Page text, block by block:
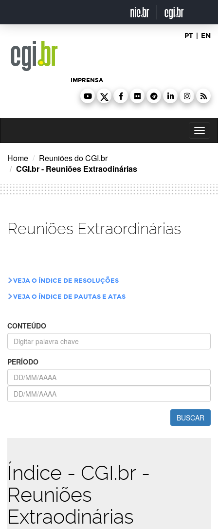
o
PT | EN
IMPRENSA
Home
Reuniões do CGI.br
CGI.br - Reuniões Extraodinárias
Reuniões Extraordinárias
VEJA O ÍNDICE DE RESOLUÇÕES
VEJA O ÍNDICE DE PAUTAS E ATAS
CONTEÚDO
PERÍODO
BUSCAR
Índice - CGI.br -
Reuniões
Extraodinárias